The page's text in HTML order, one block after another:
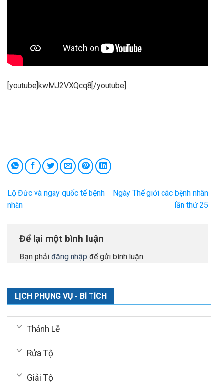
[youtube]kwMJ2VXQcq8[/youtube]
Lộ Đức và ngày quốc tế bệnh
nhân
Ngày Thế giới các bệnh nhân
lần thứ 25
Để lại một bình luận
Bạn phải đăng nhập để gửi bình luận.
LỊCH PHỤNG VỤ - BÍ TÍCH
Thánh Lễ
Rửa Tội
Giải Tội